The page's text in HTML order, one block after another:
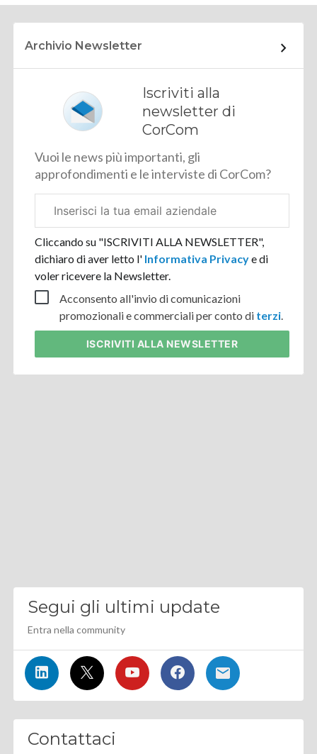
Archivio Newsletter
Iscriviti alla
newsletter di
CorCom
Vuoi le news più importanti, gli
approfondimenti e le interviste di CorCom?
aziendale
Cliccando su "ISCRIVITI ALLA NEWSLETTER",
dichiaro di aver letto l' Informativa Privacye di
voler ricevere la Newsletter.
Acconsento all'invio di comunicazioni
promozionali e commerciali per conto di terzi
ISCRIVITI ALLA NEWSLETTER
Segui gli ultimi update
Entra nella community
Contattaci